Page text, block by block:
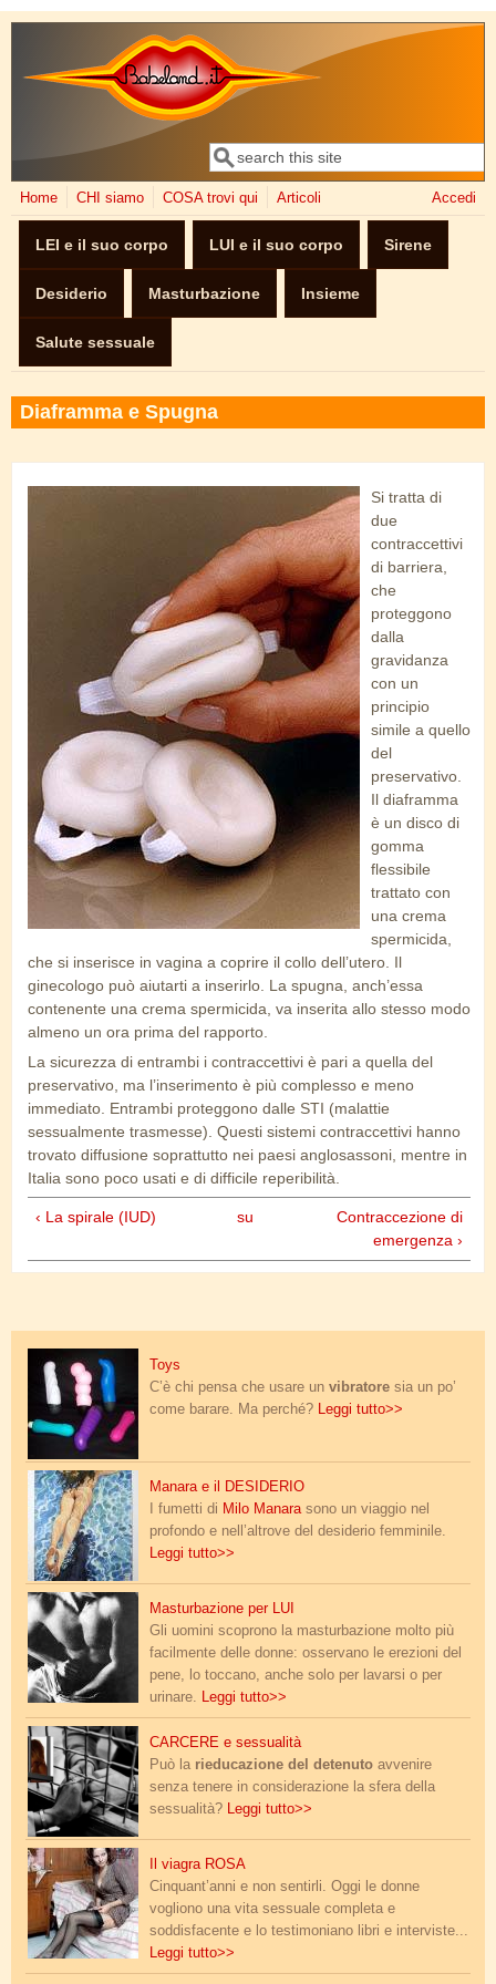
Salta al contenuto principale
Form di ricerca
Cerca
Home CHI siamo COSA trovi qui Articoli Accedi
LEI e il suo corpo LUI e il suo corpo Sirene
Desiderio Masturbazione Insieme
Salute sessuale
Diaframma e Spugna
Si tratta di
due
contraccettivi
di barriera,
che
proteggono
dalla
gravidanza
con un
principio
simile a quello
del
preservativo.
Il diaframma
è un disco di
gomma
flessibile
trattato con
una crema
spermicida,
che si inserisce in vagina a coprire il collo dell’utero. Il
ginecologo può aiutarti a inserirlo. La spugna, anch’essa
contenente una crema spermicida, va inserita allo stesso modo
almeno un ora prima del rapporto.
La sicurezza di entrambi i contraccettivi è pari a quella del
preservativo, ma l’inserimento è più complesso e meno
immediato. Entrambi proteggono dalle STI (malattie
sessualmente trasmesse). Questi sistemi contraccettivi hanno
trovato diffusione soprattutto nei paesi anglosassoni, mentre in
Italia sono poco usati e di difficile reperibilità.
‹ La spirale (IUD) su
Contraccezione di
emergenza ›
mb_42.jpg
Toys
C’è chi pensa che usare un vibratore sia un po’
come barare. Ma perché? Leggi tutto>>
manara_tuffo.jpgManara e il DESIDERIO
I fumetti di Milo Manarasono un viaggio nel
profondo e nell’altrove del desiderio femminile.
Leggi tutto>>
masturbazione_lui.jpgMasturbazione per LUI
Gli uomini scoprono la masturbazione molto più
facilmente delle donne: osservano le erezioni del
pene, lo toccano, anche solo per lavarsi o per
urinare. Leggi tutto>>
carcere_e_sessualita.pngCARCERE e sessualità
Può la rieducazione del detenuto avvenire
senza tenere in considerazione la sfera della
sessualità? Leggi tutto>>
malizia_antonelli.jpgIl viagra ROSA
Cinquant’anni e non sentirli. Oggi le donne
vogliono una vita sessuale completa e
soddisfacente e lo testimoniano libri e interviste...
Leggi tutto>>